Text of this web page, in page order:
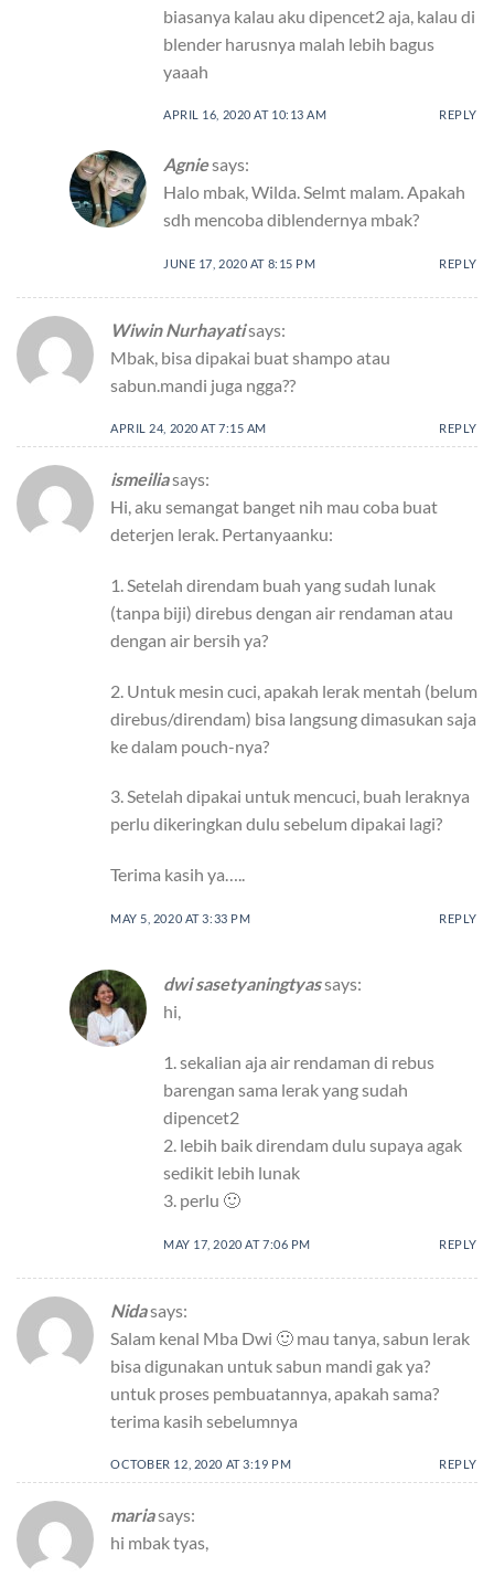
biasanya kalau aku dipencet2 aja, kalau di
blender harusnya malah lebih bagus
yaaah
APRIL 16, 2020 AT 10:13 AM REPLY
Agniesays:
Halo mbak, Wilda. Selmt malam. Apakah
sdh mencoba diblendernya mbak?
JUNE 17, 2020 AT 8:15 PM REPLY
Wiwin Nurhayatisays:
Mbak, bisa dipakai buat shampo atau
sabun.mandi juga ngga??
APRIL 24, 2020 AT 7:15 AM REPLY
ismeiliasays:
Hi, aku semangat banget nih mau coba buat
deterjen lerak. Pertanyaanku:
1. Setelah direndam buah yang sudah lunak
(tanpa biji) direbus dengan air rendaman atau
dengan air bersih ya?
2. Untuk mesin cuci, apakah lerak mentah (belum
direbus/direndam) bisa langsung dimasukan saja
ke dalam pouch-nya?
3. Setelah dipakai untuk mencuci, buah leraknya
perlu dikeringkan dulu sebelum dipakai lagi?
Terima kasih ya…..
MAY 5, 2020 AT 3:33 PM REPLY
dwi sasetyaningtyassays:
hi,
1. sekalian aja air rendaman di rebus
barengan sama lerak yang sudah
dipencet2
2. lebih baik direndam dulu supaya agak
sedikit lebih lunak
3. perlu 🙂
MAY 17, 2020 AT 7:06 PM REPLY
Nidasays:
Salam kenal Mba Dwi 🙂 mau tanya, sabun lerak
bisa digunakan untuk sabun mandi gak ya?
untuk proses pembuatannya, apakah sama?
terima kasih sebelumnya
OCTOBER 12, 2020 AT 3:19 PM REPLY
mariasays:
hi mbak tyas,